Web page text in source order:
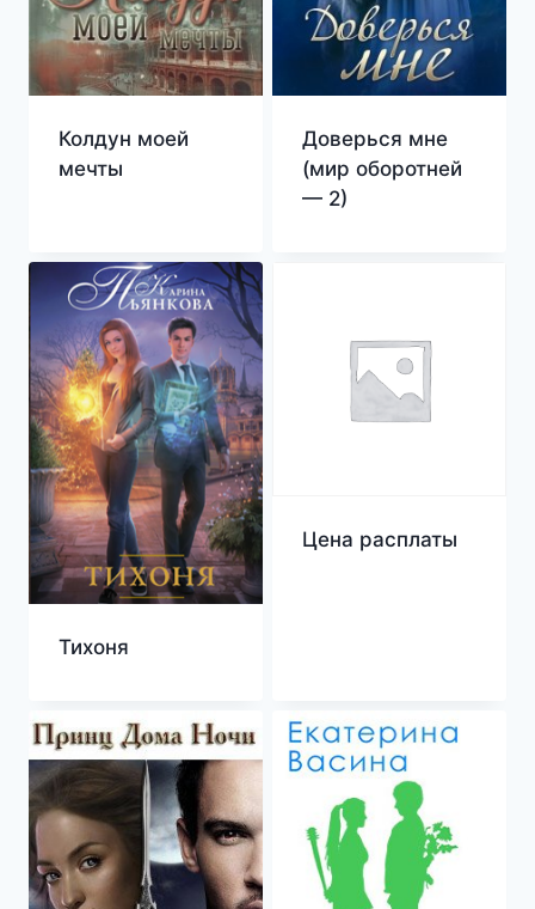
Колдун моей
мечты
Доверься мне
(мир оборотней
— 2)
Тихоня
Цена расплаты